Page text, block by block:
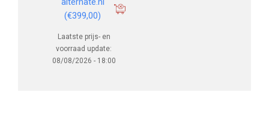
(€399,00)
Laatste prijs- en
voorraad update:
08/08/2026 - 18:00